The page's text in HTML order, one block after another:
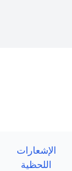
الإشعارات
اللحظية